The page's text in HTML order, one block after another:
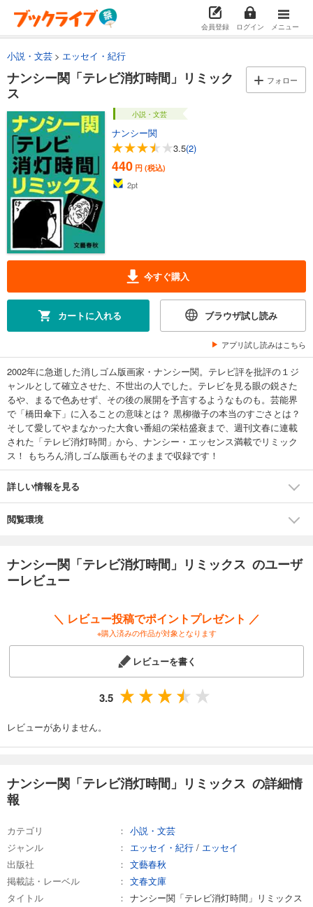
会員登録 ログイン メニュー
小説・文芸 エッセイ・紀行
ナンシー関「テレビ消灯時間」リミック
ス
フォロー
小説・文芸
ナンシー関
3.5(2)
440 円 (税込)
2pt
今すぐ購入
カートに入れる ブラウザ試し読み
アプリ試し読みはこちら
2002年に急逝した消しゴム版画家・ナンシー関。テレビ評を批評の１ジ
ャンルとして確立させた、不世出の人でした。テレビを見る眼の鋭さた
るや、まるで色あせず、その後の展開を予言するようなものも。芸能界
で「橋田傘下」に入ることの意味とは？ 黒柳徹子の本当のすごさとは？
そして愛してやまなかった大食い番組の栄枯盛衰まで、週刊文春に連載
された「テレビ消灯時間」から、ナンシー・エッセンス満載でリミック
ス！ もちろん消しゴム版画もそのままで収録です！
詳しい情報を見る
閲覧環境
ナンシー関「テレビ消灯時間」リミックス のユーザ
ーレビュー
＼ レビュー投稿でポイントプレゼント ／
※購入済みの作品が対象となります
レビューを書く
3.5
レビューがありません。
ナンシー関「テレビ消灯時間」リミックス の詳細情
報
カテゴリ
小説・文芸
ジャンル
エッセイ・紀行 / エッセイ
出版社
文藝春秋
掲載誌・レーベル
文春文庫
タイトル
ナンシー関「テレビ消灯時間」リミックス